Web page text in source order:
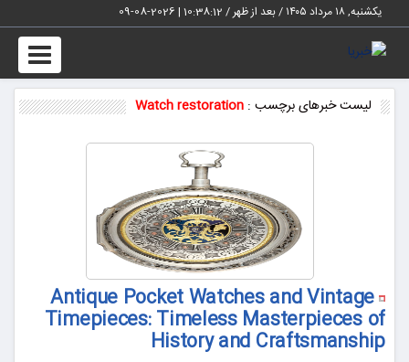
یکشنبه, ۱۸ مرداد ۱۴۰۵ / بعد از ظهر / 10:38:12
|
2026-08-09
Toggle
لیست خبرهای برچسب : Watch restoration
Antique Pocket Watches and Vintage
Timepieces: Timeless Masterpieces of
History and Craftsmanship